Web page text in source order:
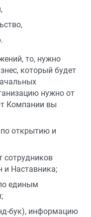
то, нужно
который будет
нужно от
Компании вы
открытию и
сотрудников
и Наставника;
единым
бук), информацию